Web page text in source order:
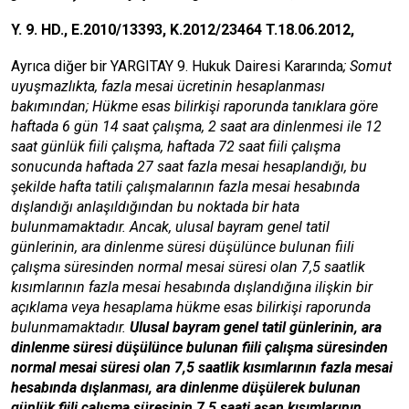
Y. 9. HD., E.2010/13393, K.2012/23464 T.18.06.2012,
Ayrıca diğer bir YARGITAY 9. Hukuk Dairesi Kararında; Somut
uyuşmazlıkta, fazla mesai ücretinin hesaplanması
bakımından; Hükme esas bilirkişi raporunda tanıklara göre
haftada 6 gün 14 saat çalışma, 2 saat ara dinlenmesi ile 12
saat günlük fiili çalışma, haftada 72 saat fiili çalışma
sonucunda haftada 27 saat fazla mesai hesaplandığı, bu
şekilde hafta tatili çalışmalarının fazla mesai hesabında
dışlandığı anlaşıldığından bu noktada bir hata
bulunmamaktadır. Ancak, ulusal bayram genel tatil
günlerinin, ara dinlenme süresi düşülünce bulunan fiili
çalışma süresinden normal mesai süresi olan 7,5 saatlik
kısımlarının fazla mesai hesabında dışlandığına ilişkin bir
açıklama veya hesaplama hükme esas bilirkişi raporunda
bulunmamaktadır. Ulusal bayram genel tatil günlerinin, ara
dinlenme süresi düşülünce bulunan fiili çalışma süresinden
normal mesai süresi olan 7,5 saatlik kısımlarının fazla mesai
hesabında dışlanması, ara dinlenme düşülerek bulunan